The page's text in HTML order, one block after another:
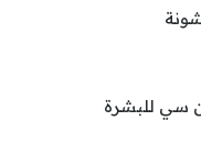
سي للبشرة